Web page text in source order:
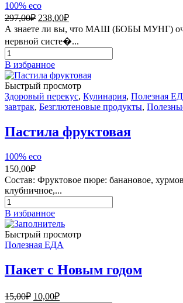
100% eco
297,00₽ Первоначальная
цена
составляла
297,00₽.
238,00₽Текущая
цена:
238,00₽.
А знаете ли вы, что МАШ (БОБЫ МУНГ)
нервной систе�...
Количество
товара
Маш
(зелёные
бобы
мунг)
В избранное
Быстрый просмотр
Здоровый перекус, Кулинария, Полезная
завтрак, Безглютеновые продукты,
Пастила фруктовая
100% eco
150,00₽
Состав: Фруктовое пюре: банановое,
клубничное,...
Количество
товара
Пастила
фруктовая
В избранное
Быстрый просмотр
Полезная ЕДА
Пакет с Новым годом
15,00₽ Первоначальная
10,00₽Текущая